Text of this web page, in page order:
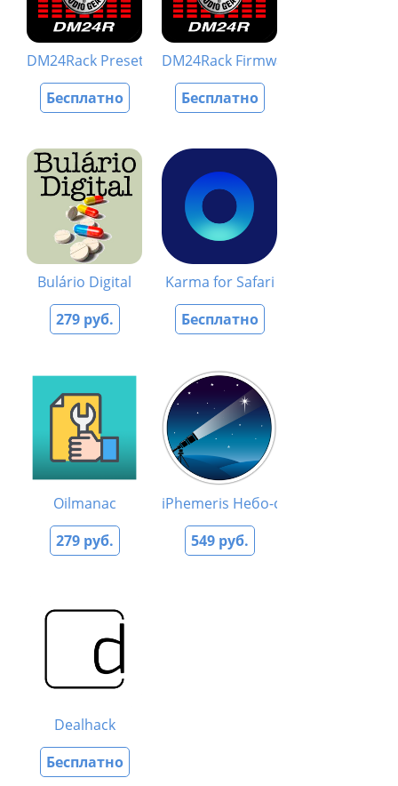
DM24Rack Preset Utility
Бесплатно
DM24Rack Firmware Utility
Бесплатно
Bulário Digital
279 руб.
Karma for Safari
Бесплатно
Oilmanac
279 руб.
iPhemeris Небо-сейчас
549 руб.
Dealhack
Бесплатно